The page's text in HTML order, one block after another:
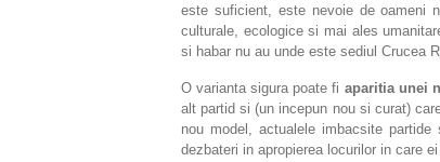
este suficient, este nevoie de oameni
culturale, ecologice si mai ales
si habar nu au unde este sediul Crucea
O varianta sigura poate fi aparitia unei
alt partid si (un incepun nou si curat)
nou model, actualele imbacsite
dezbateri in apropierea locurilor in care